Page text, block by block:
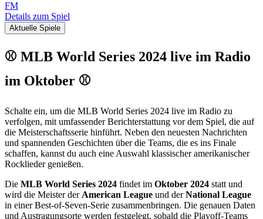
FM
Details zum Spiel
Aktuelle Spiele
⚾ MLB World Series 2024 live im Radio
im Oktober ⚾
Schalte ein, um die MLB World Series 2024 live im Radio zu
verfolgen, mit umfassender Berichterstattung vor dem Spiel, die auf
die Meisterschaftsserie hinführt. Neben den neuesten Nachrichten
und spannenden Geschichten über die Teams, die es ins Finale
schaffen, kannst du auch eine Auswahl klassischer amerikanischer
Rocklieder genießen.
Die MLB World Series 2024 findet im Oktober 2024 statt und
wird die Meister der American League und derNational League
in einer Best-of-Seven-Serie zusammenbringen. Die genauen Daten
und Austragungsorte werden festgelegt, sobald die Playoff-Teams